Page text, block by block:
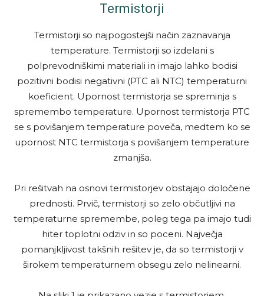
Termistorji
Termistorji so najpogostejši način zaznavanja
temperature. Termistorji so izdelani s
polprevodniškimi materiali in imajo lahko bodisi
pozitivni bodisi negativni (PTC ali NTC) temperaturni
koeficient. Upornost termistorja se spreminja s
spremembo temperature. Upornost termistorja PTC
se s povišanjem temperature poveča, medtem ko se
upornost NTC termistorja s povišanjem temperature
zmanjša.
Pri rešitvah na osnovi termistorjev obstajajo določene
prednosti. Prvič, termistorji so zelo občutljivi na
temperaturne spremembe, poleg tega pa imajo tudi
hiter toplotni odziv in so poceni. Največja
pomanjkljivost takšnih rešitev je, da so termistorji v
širokem temperaturnem obsegu zelo nelinearni.